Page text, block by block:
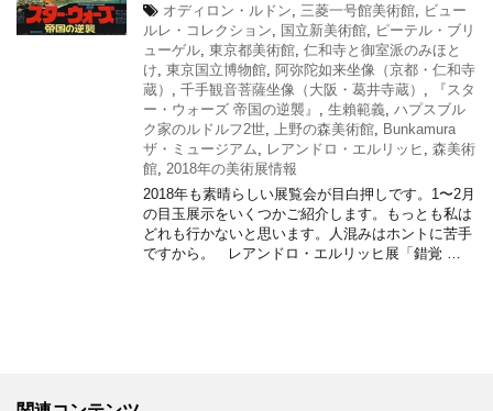
オディロン・ルドン
三菱一号館美術館
ビュー
ルレ・コレクション
国立新美術館
ピーテル・ブリ
ューゲル 東京都美術館 仁和寺と御室派のみほと
け 東京国立博物館 阿弥陀如来坐像（京都・仁和寺
蔵）
千手観音菩薩坐像（大阪・葛井寺蔵）
『スタ
ー・ウォーズ 帝国の逆襲』
生賴範義 ハプスブル
ク家のルドルフ2世
上野の森美術館 Bunkamura
ザ・ミュージアム
レアンドロ・エルリッヒ
森美術
館 2018年の美術展情報
2018年も素晴らしい展覧会が目白押しです。1〜2月
の目玉展示をいくつかご紹介します。もっとも私は
どれも行かないと思います。人混みはホントに苦手
ですから。 レアンドロ・エルリッヒ展「錯覚 …